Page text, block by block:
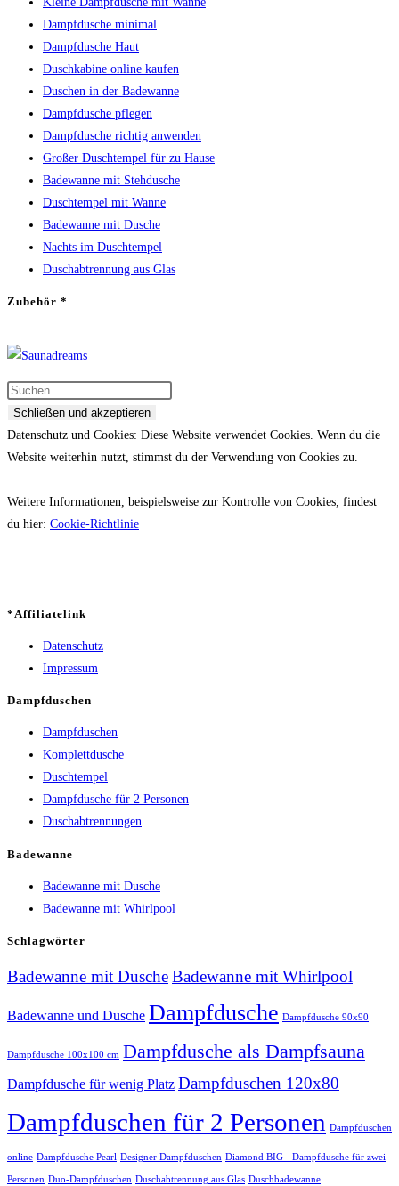
Dampfdusche minimal
Dampfdusche Haut
Duschkabine online kaufen
Duschen in der Badewanne
Dampfdusche pflegen
Dampfdusche richtig anwenden
Großer Duschtempel für zu Hause
Badewanne mit Stehdusche
Duschtempel mit Wanne
Badewanne mit Dusche
Nachts im Duschtempel
Duschabtrennung aus Glas
Zubehör *
Datenschutz und Cookies: Diese Website verwendet Cookies. Wenn du die
Website weiterhin nutzt, stimmst du der Verwendung von Cookies zu.
Weitere Informationen, beispielsweise zur Kontrolle von Cookies, findest
du hier: Cookie-Richtlinie
*Affiliatelink
Datenschutz
Impressum
Dampfduschen
Dampfduschen
Komplettdusche
Duschtempel
Dampfdusche für 2 Personen
Duschabtrennungen
Badewanne
Badewanne mit Dusche
Badewanne mit Whirlpool
Schlagwörter
Badewanne mit DuscheBadewanne mit Whirlpool
Badewanne und Dusche Dampfdusche Dampfdusche 90x90
Dampfdusche 100x100 cm Dampfdusche als Dampfsauna
Dampfdusche für wenig Platz Dampfduschen 120x80
Dampfduschen für 2 Personen Dampfduschen
online Dampfdusche Pearl Designer Dampfduschen Diamond BIG - Dampfdusche für zwei
Personen Duo-Dampfduschen Duschabtrennung aus Glas Duschbadewanne